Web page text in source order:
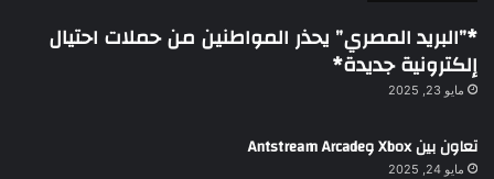
*”البريد المصري” يحذر المواطنين من حملات احتيال
إلكترونية جديدة*
مايو 23, 2025
تعاون بين Xbox وAntstream Arcade
مايو 24, 2025